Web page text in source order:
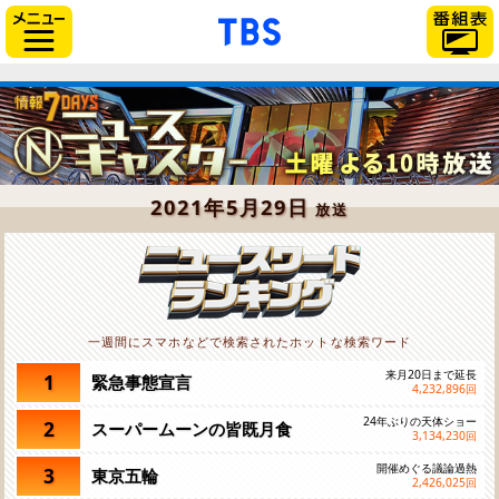
「TBSテレビ」トップペー
2021年5月29日放送
一週間にスマホなどで検索されたホットな検索ワード
1 緊急事態宣言
来月20日まで延長
4,232,896回
2 スーパームーンの皆既月食
24年ぶりの天体ショー
3,134,230回
3 東京五輪
開催めぐる議論過熱
2,426,025回